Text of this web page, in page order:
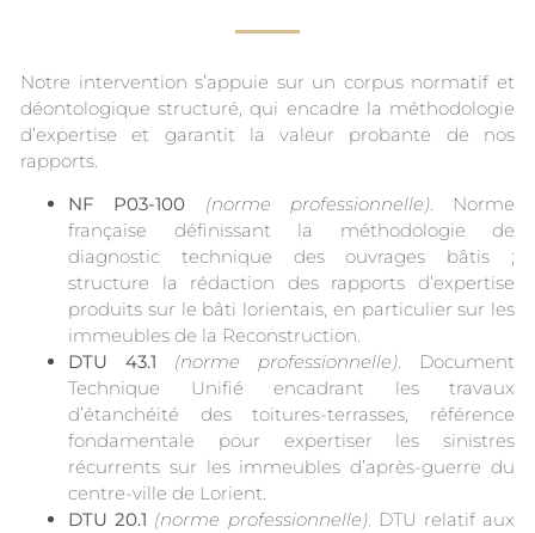
Notre intervention s’appuie sur un corpus normatif et
déontologique structuré, qui encadre la méthodologie
d’expertise et garantit la valeur probante de nos
rapports.
NF P03-100
(norme professionnelle). Norme
française définissant la méthodologie de
diagnostic technique des ouvrages bâtis ;
structure la rédaction des rapports d’expertise
produits sur le bâti lorientais, en particulier sur les
immeubles de la Reconstruction.
DTU 43.1
(norme professionnelle). Document
Technique Unifié encadrant les travaux
d’étanchéité des toitures-terrasses, référence
fondamentale pour expertiser les sinistres
récurrents sur les immeubles d’après-guerre du
centre-ville de Lorient.
DTU 20.1 (norme professionnelle). DTU relatif aux